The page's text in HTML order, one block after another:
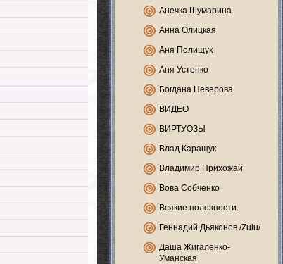
Анечка Шумарина
Анна Олицкая
Аня Полищук
Аня Устенко
Богдана Неверова
ВИДЕО
ВИРТУОЗЫ
Влад Каращук
Владимир Прихожай
Вова Собченко
Всякие полезности.
Геннадий Дьяконов /Zulu/
Даша Жигаленко-
Уманская